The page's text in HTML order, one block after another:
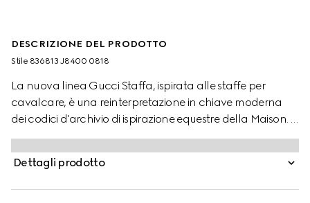
DESCRIZIONE DEL PRODOTTO
Stile ‎836813 J8400 0818
La nuova linea Gucci Staffa, ispirata alle staffe per
cavalcare, è una reinterpretazione in chiave moderna
dei codici d'archivio di ispirazione equestre della Maison. Il
motivo adorna e impreziosisce morbide collane a catena
e bracciali rigidi sotto forma di pendente o come
elemento integrante del design. Inoltre, conferisce una
Dettagli prodotto